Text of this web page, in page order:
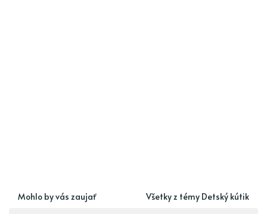
Mohlo by vás zaujať Všetky z témy Detský kútik